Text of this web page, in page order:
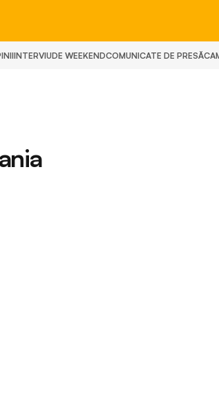
INTERVIUDE WEEKENDCOMUNICATE DE PRESĂ